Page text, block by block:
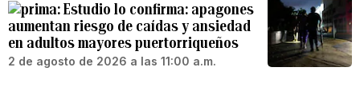
Estudio lo confirma: apagones
aumentan riesgo de caídas y ansiedad
en adultos mayores puertorriqueños
2 de agosto de 2026 a las 11:00 a.m.